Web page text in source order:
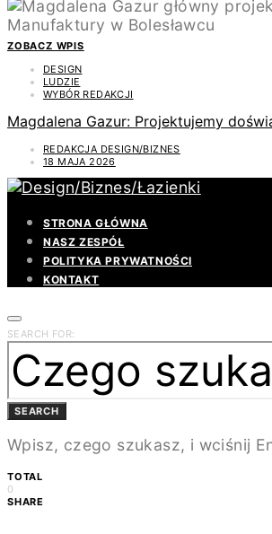
ZOBACZ WPIS
DESIGN
LUDZIE
WYBÓR REDAKCJI
Magdalena Gazur: Projektujemy
REDAKCJA DESIGN/BIZNES
18 MAJA 2026
STRONA GŁÓWNA
NASZ ZESPÓŁ
POLITYKA PRYWATNOŚCI
KONTAKT
SEARCH FOR:
SEARCH
Wpisz, czego szukasz, i wciśnij
TOTAL
0
SHARE